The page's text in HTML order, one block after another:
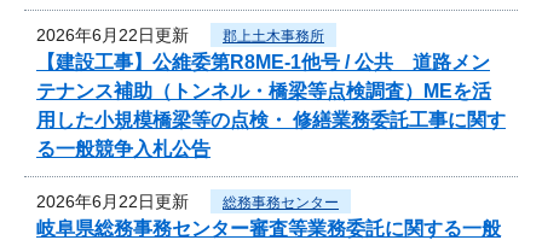
2026年6月22日更新 郡上土木事務所
【建設工事】公維委第R8ME-1他号 / 公共 道路メン
テナンス補助（トンネル・橋梁等点検調査）MEを活
用した小規模橋梁等の点検・ 修繕業務委託工事に関す
る一般競争入札公告
2026年6月22日更新 総務事務センター
岐阜県総務事務センター審査等業務委託に関する一般